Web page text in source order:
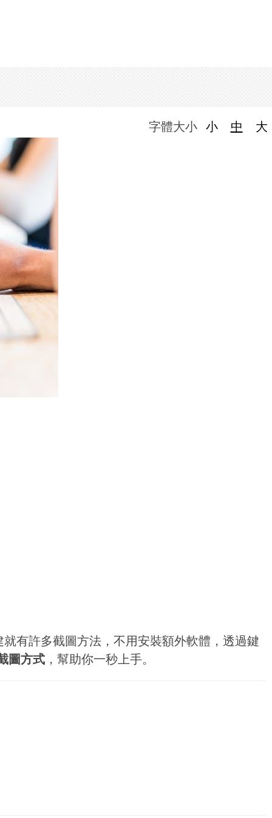
字體大小 小 中 大
有許多截圖方法，不用安裝額外軟體，透過鍵
圖方式 ，幫助你一秒上手。